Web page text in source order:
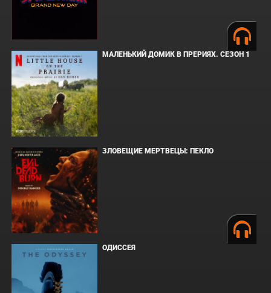
МАЛЕНЬКИЙ ДОМИК В ПРЕРИЯХ. СЕЗОН 1
ЗЛОВЕЩИЕ МЕРТВЕЦЫ: ПЕКЛО
ОДИССЕЯ